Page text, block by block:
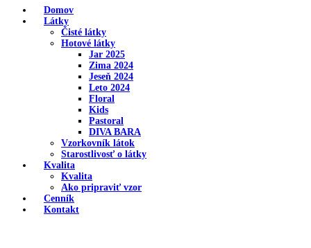
Domov
Látky
Čisté látky
Hotové látky
Jar 2025
Zima 2024
Jeseň 2024
Leto 2024
Floral
Kids
Pastoral
DIVA BARA
Vzorkovník látok
Starostlivosť o látky
Kvalita
Kvalita
Ako pripraviť vzor
Cenník
Kontakt